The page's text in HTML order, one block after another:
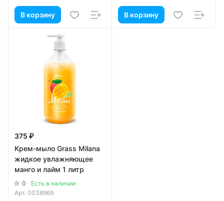
В корзину В корзину
375 ₽
Крем-мыло Grass Milana
жидкое увлажняющее
манго и лайм 1 литр
0
Есть в наличии
Арт. 0038969